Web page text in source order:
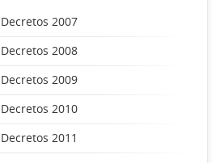
Decretos 2007
Decretos 2008
Decretos 2009
Decretos 2010
Decretos 2011